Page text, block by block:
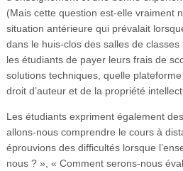
(Mais cette question est-elle vraiment
situation antérieure qui prévalait
dans le huis-clos des salles de
les étudiants de payer leurs frais de
solutions techniques, quelle
droit d’auteur et de la propriété
Les étudiants expriment également
allons-nous comprendre le cours à
éprouvions des difficultés lorsque
nous ? », « Comment serons-nous